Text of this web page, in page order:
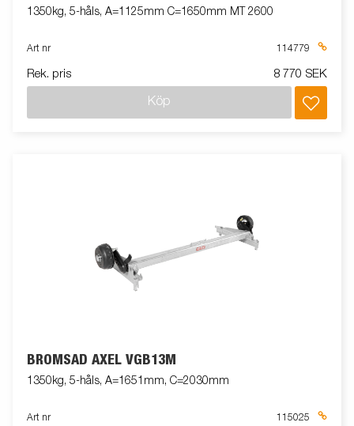
1350kg, 5-håls, A=1125mm C=1650mm MT 2600
Art nr 114779
Rek. pris 8 770 SEK
Köp
BROMSAD AXEL VGB13M
1350kg, 5-håls, A=1651mm, C=2030mm
Art nr 115025